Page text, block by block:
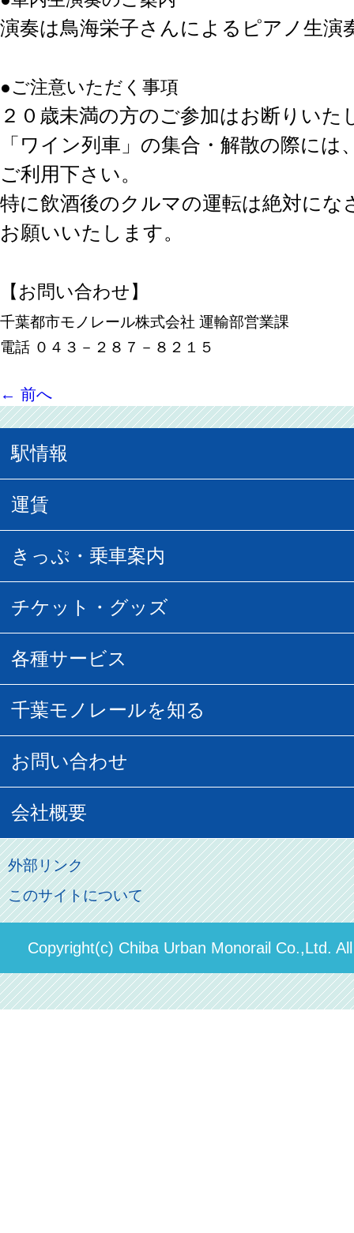
演奏は鳥海栄子さんによるピアノ生演
●ご注意いただく事項
２０歳未満の方のご参加はお断りいた
「ワイン列車」の集合・解散の際には
ご利用下さい。
特に飲酒後のクルマの運転は絶対にな
お願いいたします。
【お問い合わせ】
千葉都市モノレール株式会社 運輸部営業課
電話 ０４３－２８７－８２１５
← 前へ
駅情報
駅情報
所要時間
空の散歩道
URBAN FLYER時刻表
運賃
普通運賃
団体乗車
貸切列車
きっぷ・乗車案内
乗車券の種類
フリーきっぷ
記念切符
割引制度
その他のご案内
パスモのご案内
チケット・グッズ
駅窓口販売チケット
葭川となみグッズ
初音ミクグッズ
俺の妹。
各種サービス
モノちゃんトラベル
広告募集
直営駐車場パーク＆ライド
ステーションギャラリー
駅構内出店者様募集
千葉モノレールを知る
営業距離世界最長
モノちゃん
お問い合わせ
お客様の声
よくあるご質問
お問い合わせ先
会社概要
会社概要
社長ごあいさつ
決算概要
輸送人員の推移（PDF）
外部リンク
このサイトについて
Copyright(c) Chiba Urban Monorail Co.,Ltd.